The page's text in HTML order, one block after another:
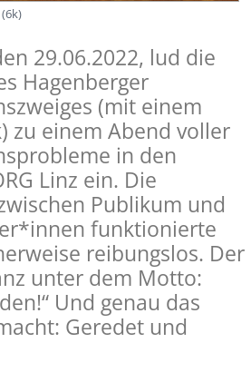
29.06.2022, lud die
Hagenberger
(mit einem
zu einem Abend voller
in den
Linz ein. Die
Publikum und
funktionierte
reibungslos. Der
unter dem Motto:
Und genau das
Geredet und